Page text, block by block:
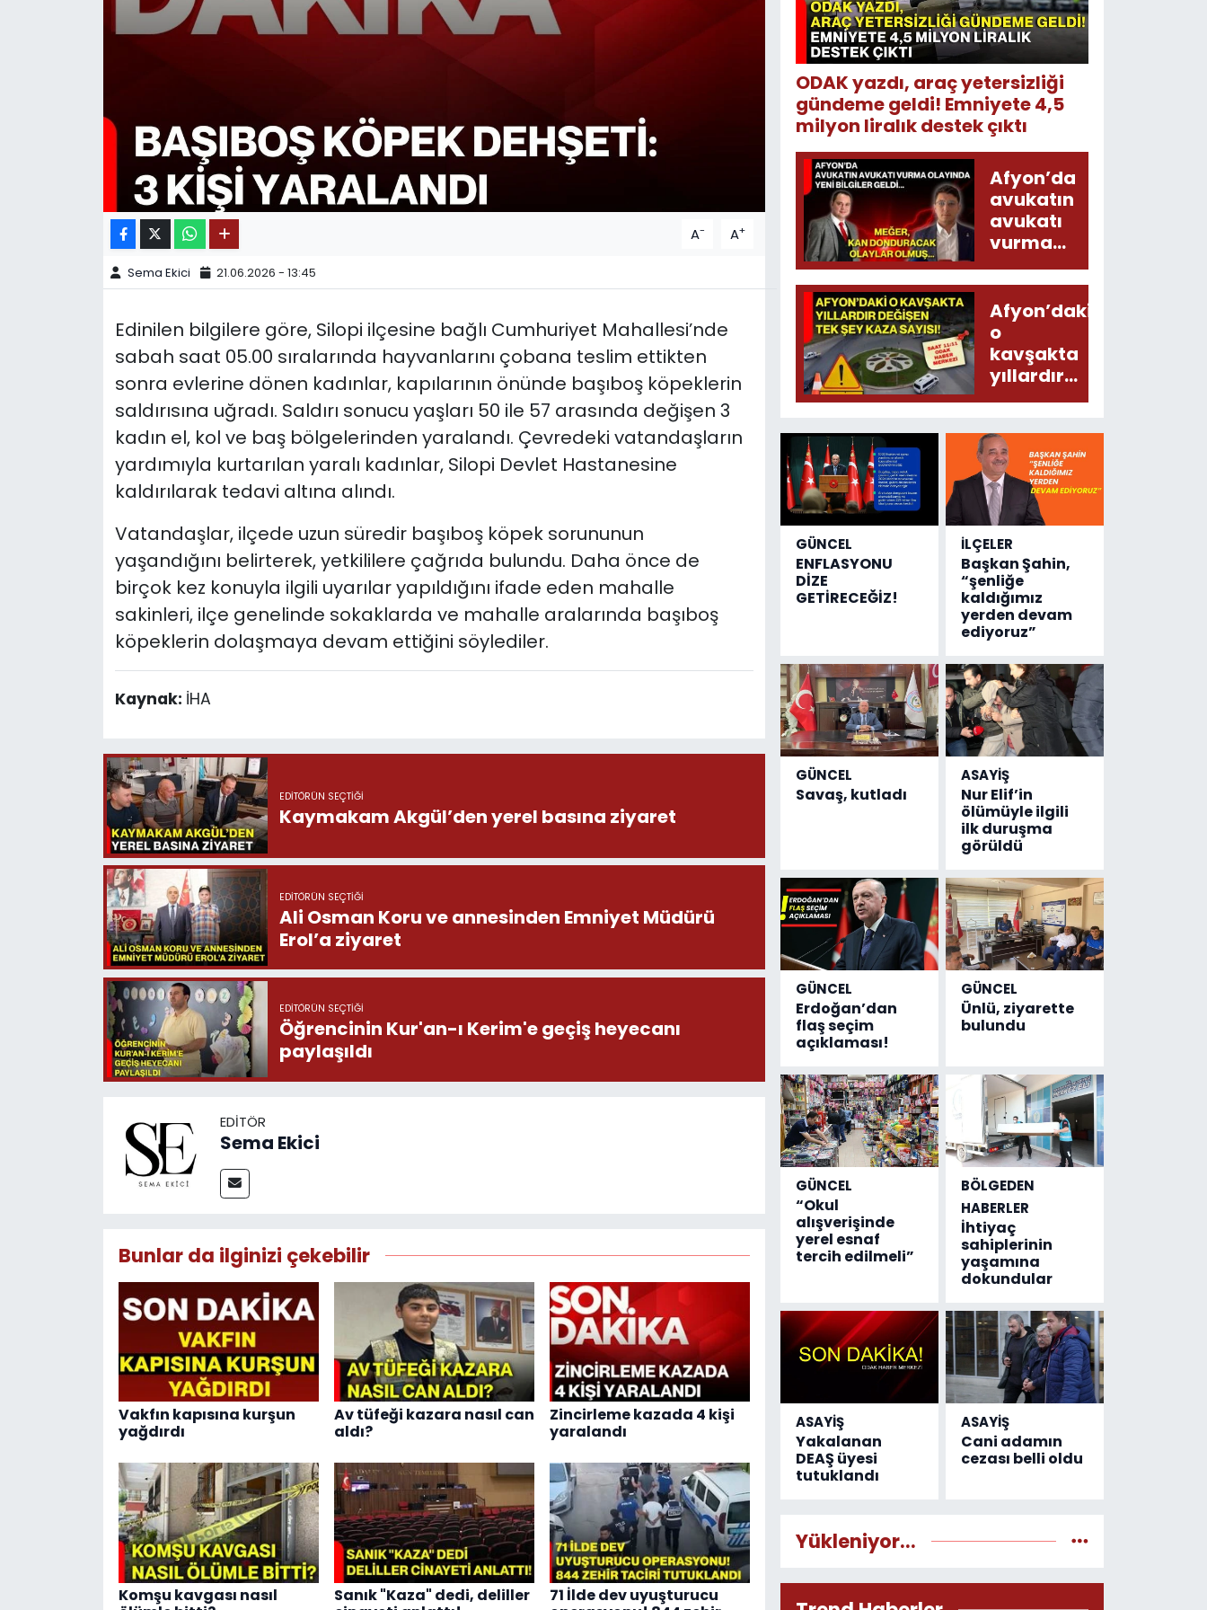
A- A+
Sema Ekici 21.06.2026 - 13:45
Edinilen bilgilere göre, Silopi ilçesine bağlı Cumhuriyet Mahallesi’nde
sabah saat 05.00 sıralarında hayvanlarını çobana teslim ettikten
sonra evlerine dönen kadınlar, kapılarının önünde başıboş köpeklerin
saldırısına uğradı. Saldırı sonucu yaşları 50 ile 57 arasında değişen 3
kadın el, kol ve baş bölgelerinden yaralandı. Çevredeki vatandaşların
yardımıyla kurtarılan yaralı kadınlar, Silopi Devlet Hastanesine
kaldırılarak tedavi altına alındı.
Vatandaşlar, ilçede uzun süredir başıboş köpek sorununun
yaşandığını belirterek, yetkililere çağrıda bulundu. Daha önce de
birçok kez konuyla ilgili uyarılar yapıldığını ifade eden mahalle
sakinleri, ilçe genelinde sokaklarda ve mahalle aralarında başıboş
köpeklerin dolaşmaya devam ettiğini söylediler.
Kaynak: İHA
EDITÖRÜN SEÇTIĞI
Kaymakam Akgül’den yerel basına ziyaret
EDITÖRÜN SEÇTIĞI
Ali Osman Koru ve annesinden Emniyet Müdürü
Erol’a ziyaret
EDITÖRÜN SEÇTIĞI
Öğrencinin Kur'an-ı Kerim'e geçiş heyecanı
paylaşıldı
EDITÖR
Sema Ekici
Bunlar da ilginizi çekebilir
Vakfın kapısına kurşun
yağdırdı
Av tüfeği kazara nasıl can
aldı?
Zincirleme kazada 4 kişi
yaralandı
Komşu kavgası nasıl
Sanık "Kaza" dedi, deliller
71 İlde dev uyuşturucu
ODAK yazdı, araç yetersizliği
gündeme geldi! Emniyete 4,5
milyon liralık destek çıktı
Afyon’da
avukatın
avukatı
vurma
olayında
yeni bilgiler
geldi...
Meğer, kan
donduracak
olaylar
olmuş...
Afyon’daki
o
kavşakta
yıllardır
değişen
kaza
sayısı!
GÜNCEL
ENFLASYONU
DİZE
GETİRECEĞİZ!
İLÇELER
Başkan Şahin,
“şenliğe
kaldığımız
yerden devam
ediyoruz”
GÜNCEL
Savaş, kutladı
ASAYİŞ
Nur Elif’in
ölümüyle ilgili
ilk duruşma
görüldü
GÜNCEL
Erdoğan’dan
flaş seçim
açıklaması!
GÜNCEL
Ünlü, ziyarette
bulundu
GÜNCEL
“Okul
alışverişinde
yerel esnaf
tercih edilmeli”
BÖLGEDEN
HABERLER
İhtiyaç
sahiplerinin
yaşamına
dokundular
ASAYİŞ
Yakalanan
DEAŞ üyesi
tutuklandı
ASAYİŞ
Cani adamın
cezası belli oldu
Yükleniyor...